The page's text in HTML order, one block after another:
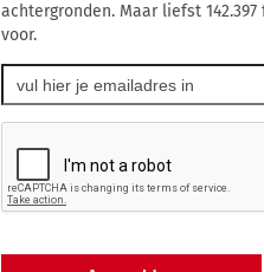
achtergronden. Maar liefst
voor.